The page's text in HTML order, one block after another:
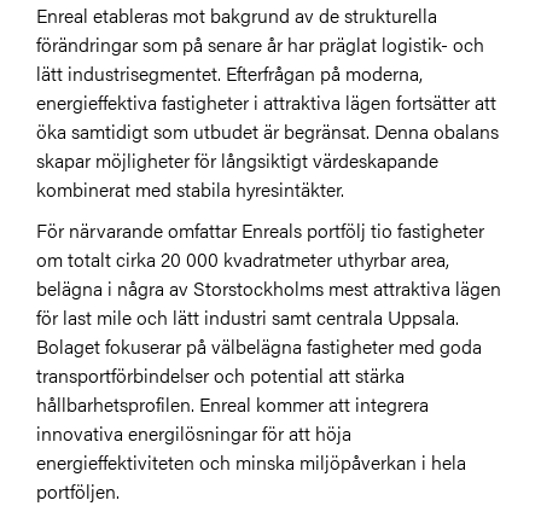
Enreal etableras mot bakgrund av de strukturella
förändringar som på senare år har präglat logistik- och
lätt industrisegmentet. Efterfrågan på moderna,
energieffektiva fastigheter i attraktiva lägen fortsätter att
öka samtidigt som utbudet är begränsat. Denna obalans
skapar möjligheter för långsiktigt värdeskapande
kombinerat med stabila hyresintäkter.
För närvarande omfattar Enreals portfölj tio fastigheter
om totalt cirka 20 000 kvadratmeter uthyrbar area,
belägna i några av Storstockholms mest attraktiva lägen
för last mile och lätt industri samt centrala Uppsala.
Bolaget fokuserar på välbelägna fastigheter med goda
transportförbindelser och potential att stärka
hållbarhetsprofilen. Enreal kommer att integrera
innovativa energilösningar för att höja
energieffektiviteten och minska miljöpåverkan i hela
portföljen.